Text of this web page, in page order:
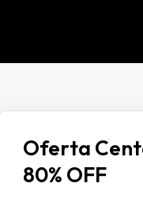
Oferta
80% OFF